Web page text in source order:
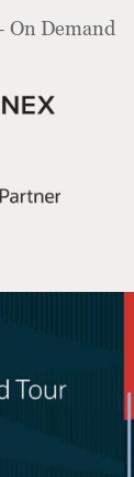
On Demand